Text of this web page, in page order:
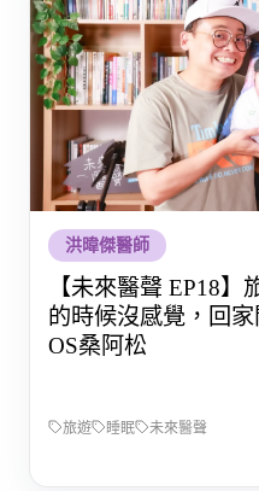
洪暐傑醫師
【未來醫聲 EP18
的時候沒感覺，回
OS桑阿松
旅遊 睡眠 未來醫聲